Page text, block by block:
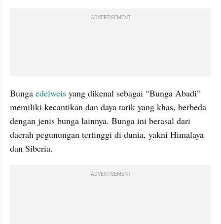
ADVERTISEMENT
Bunga edelweis yang dikenal sebagai “Bunga Abadi”
memiliki kecantikan dan daya tarik yang khas, berbeda
dengan jenis bunga lainnya. Bunga ini berasal dari
daerah pegunungan tertinggi di dunia, yakni Himalaya
dan Siberia.
ADVERTISEMENT